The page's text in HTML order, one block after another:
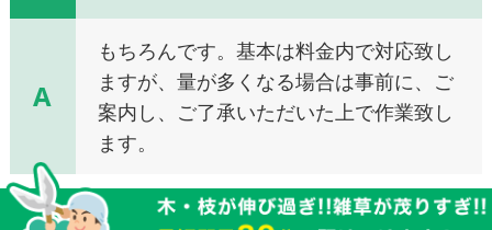
A
もちろんです。基本は料金内で対応致し
ますが、量が多くなる場合は事前に、ご
案内し、ご了承いただいた上で作業致し
ます。